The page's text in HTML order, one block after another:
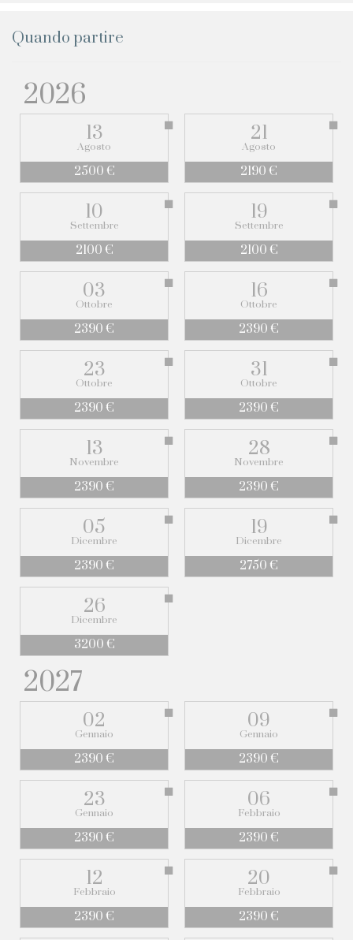
Quando partire
2026
13
Agosto
2500 €
21
Agosto
2190 €
10
Settembre
2100 €
19
Settembre
2100 €
03
Ottobre
2390 €
16
Ottobre
2390 €
23
Ottobre
2390 €
31
Ottobre
2390 €
13
Novembre
2390 €
28
Novembre
2390 €
05
Dicembre
2390 €
19
Dicembre
2750 €
26
Dicembre
3200 €
2027
02
Gennaio
2390 €
09
Gennaio
2390 €
23
Gennaio
2390 €
06
Febbraio
2390 €
12
Febbraio
2390 €
20
Febbraio
2390 €